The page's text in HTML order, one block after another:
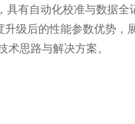
有自动化校准与数据
级后的性能参数优势
术思路与解决方案。